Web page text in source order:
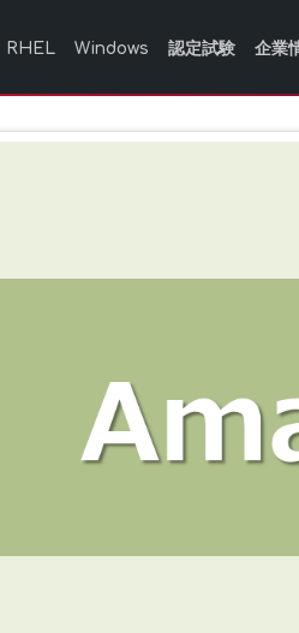
RHEL Windows 認定試験 企業